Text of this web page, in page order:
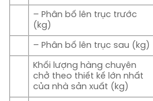
– Phân bố lên trục trước
(kg)
– Phân bố lên trục sau (kg)
Khối lượng hàng chuyên
chở theo thiết kế lớn nhất
của nhà sản xuất (kg)